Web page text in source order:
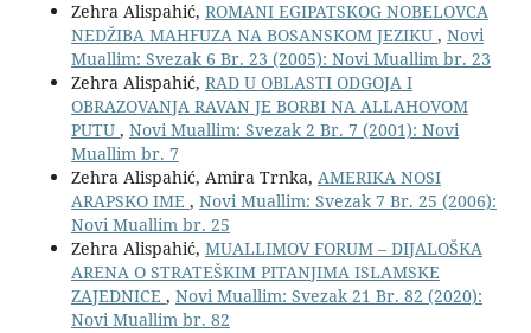
Zehra Alispahić, ROMANI EGIPATSKOG NOBELOVCA
NEDŽIBA MAHFUZA NA BOSANSKOM JEZIKU , Novi
Muallim: Svezak 6 Br. 23 (2005): Novi Muallim br. 23
Zehra Alispahić, RAD U OBLASTI ODGOJA I
OBRAZOVANJA RAVAN JE BORBI NA ALLAHOVOM
PUTU , Novi Muallim: Svezak 2 Br. 7 (2001): Novi
Muallim br. 7
Zehra Alispahić, Amira Trnka, AMERIKA NOSI
ARAPSKO IME , Novi Muallim: Svezak 7 Br. 25 (2006):
Novi Muallim br. 25
Zehra Alispahić, MUALLIMOV FORUM – DIJALOŠKA
ARENA O STRATEŠKIM PITANJIMA ISLAMSKE
ZAJEDNICE , Novi Muallim: Svezak 21 Br. 82 (2020):
Novi Muallim br. 82